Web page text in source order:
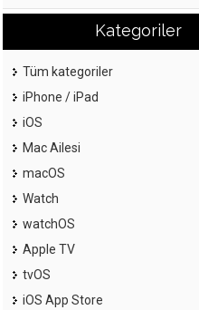
Kategoriler
Tüm kategoriler
iPhone / iPad
iOS
Mac Ailesi
macOS
Watch
watchOS
Apple TV
tvOS
iOS App Store